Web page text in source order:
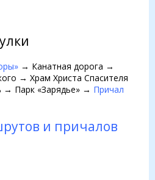
→ Канатная дорога →
→ Храм Христа Спасителя
Парк «Зарядье» → Причал
и причалов